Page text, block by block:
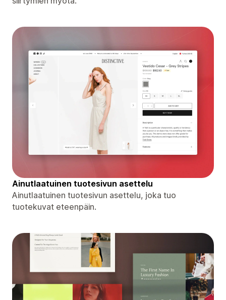
Ainutlaatuinen tuotesivun asettelu
Ainutlaatuinen tuotesivun asettelu, joka tuo
tuotekuvat eteenpäin.